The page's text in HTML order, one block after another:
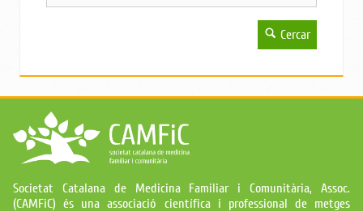
Cercar
Societat Catalana de Medicina Familiar i Comunitària, Assoc.
(CAMFiC) és una associació científica i professional de metges